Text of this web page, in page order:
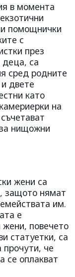
в момента
помощнички
с
през
деца, са
сред родните
двете
като
на
нищожни
жени са
защото нямат
им.
е
жени, повечето
статуетки, са
прочути, че
се оплакват